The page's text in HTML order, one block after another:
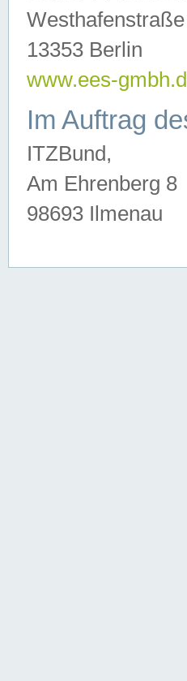
13353 Berlin
www.ees-
Im Auftrag
ITZBund,
Am Ehrenberg 8
98693 Ilmenau